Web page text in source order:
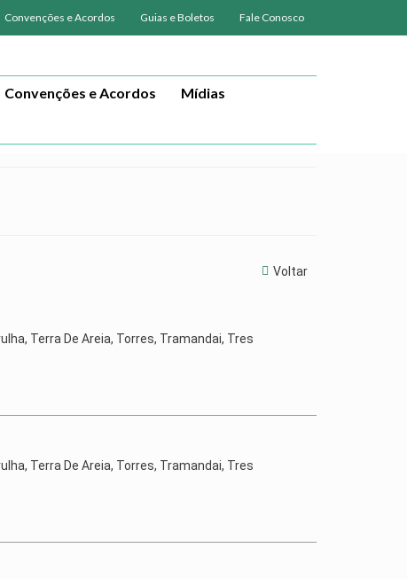
Convenções e Acordos Guias e Boletos Fale Conosco
Convenções e Acordos
Mídias
Voltar
Terra De Areia, Torres, Tramandai, Tres
Terra De Areia, Torres, Tramandai, Tres